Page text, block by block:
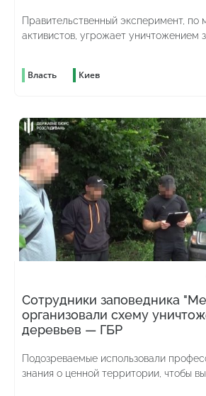
Правительственный эксперимент, по
активистов, угрожает уничтожением
Власть Киев
Сотрудники заповедника
организовали схему
деревьев — ГБР
Подозреваемые использовали
знания о ценной территории, чтобы